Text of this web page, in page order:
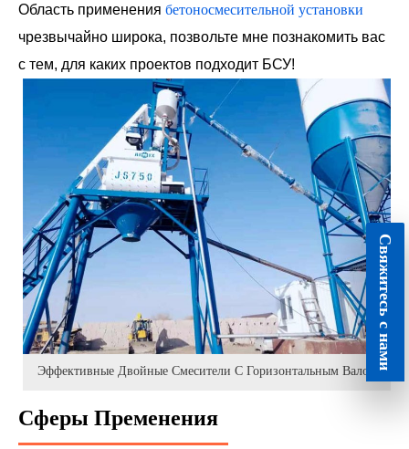
Область применения бетоносмесительной установки
чрезвычайно широка, позвольте мне познакомить вас
с тем, для каких проектов подходит БСУ!
Эффективные Двойные Смесители С Горизонтальным Валом
Сферы Пременения
Свяжитесь с нами